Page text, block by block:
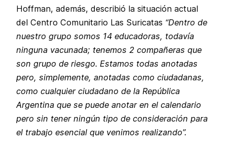
Hoffman, además, describió la situación actual
del Centro Comunitario Las Suricatas “Dentro de
nuestro grupo somos 14 educadoras, todavía
ninguna vacunada; tenemos 2 compañeras que
son grupo de riesgo. Estamos todas anotadas
pero, simplemente, anotadas como ciudadanas,
como cualquier ciudadano de la República
Argentina que se puede anotar en el calendario
pero sin tener ningún tipo de consideración para
el trabajo esencial que venimos realizando”.